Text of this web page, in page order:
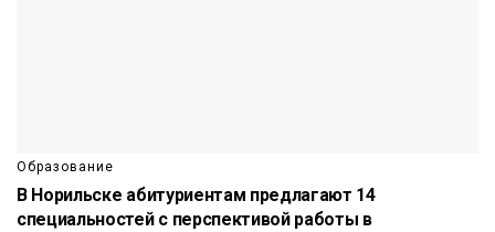
Образование
В Норильске абитуриентам предлагают 14
специальностей с перспективой работы в